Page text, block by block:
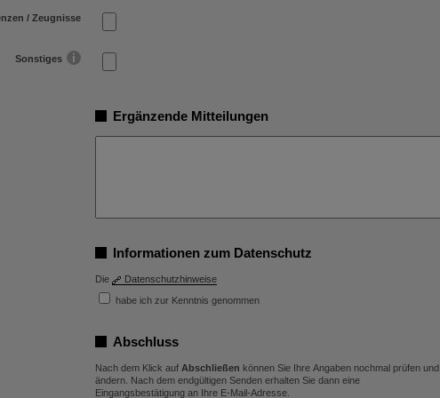
/ Zeugnisse
Sonstiges
Ergänzende Mitteilungen
Informationen zum Datenschutz
Die Datenschutzhinweise
habe ich zur Kenntnis genommen
Abschluss
Nach dem Klick auf Abschließen können Sie Ihre Angaben nochmal prüfen und
ändern. Nach dem endgültigen Senden erhalten Sie dann eine
Eingangsbestätigung an Ihre E-Mail-Adresse.